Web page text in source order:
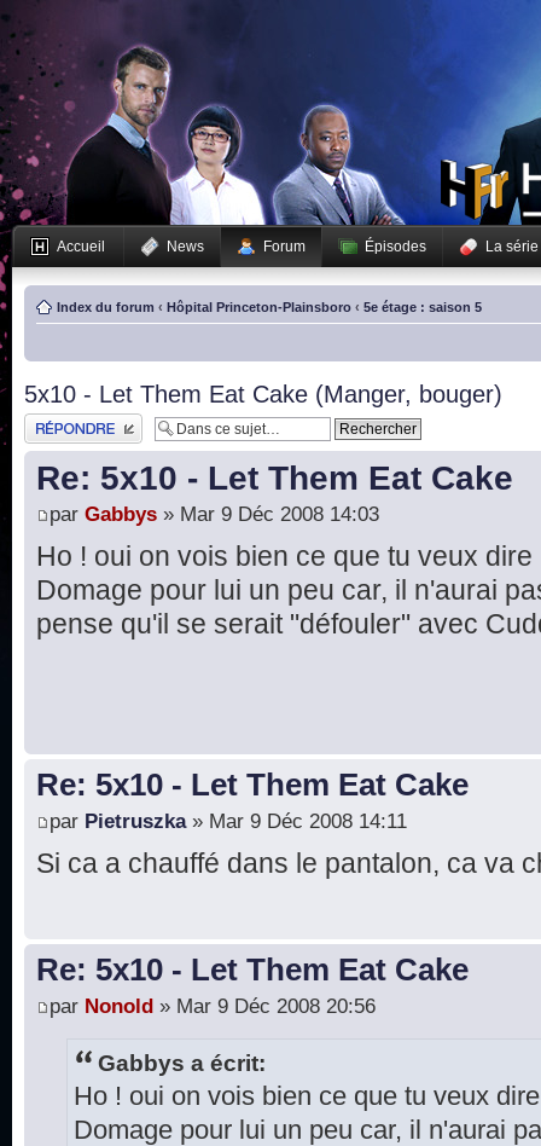
Accueil News Forum Épisodes La série
Index du forum ‹ Hôpital Princeton-Plainsboro ‹ 5e étage : saison 5
5x10 - Let Them Eat Cake (Manger, bouger)
Publier une réponse
Re: 5x10 - Let Them Eat Cake
par Gabbys » Mar 9 Déc 2008 14:03
Ho ! oui on vois bien ce que tu veux dire
Domage pour lui un peu car, il n'aurai
pense qu'il se serait "défouler" avec
Re: 5x10 - Let Them Eat Cake
par Pietruszka» Mar 9 Déc 2008 14:11
Si ca a chauffé dans le pantalon, ca va
Re: 5x10 - Let Them Eat Cake
par Nonold » Mar 9 Déc 2008 20:56
Gabbys a écrit:
Ho ! oui on vois bien ce que tu veux
Domage pour lui un peu car, il n'aurai